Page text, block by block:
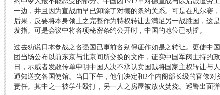
一边，井且因为宣战而早已卸除了对德的条约关系。可是在凡尔赛
后果，反要将本身领土之完整作为特权转让去满足另一战胜国，这
发指。可是会议中将各项秘密条约公开时，中国的地位已动摇。
过去劝说日本参战之各强国已事前各别保证作如是之转让。更使中
团当场公布以前东京与北京间所交换的文件，证实中国军阀主持的
日，示威者发散传单申明中国人决不承认卖国贼将国家主权转让与
通知送交各国使馆。当日下午，他们决定和3个内阁部长级的官僚
责任。其中之一被学生殴打，另一人之房屋被放火焚烧。巡警出面